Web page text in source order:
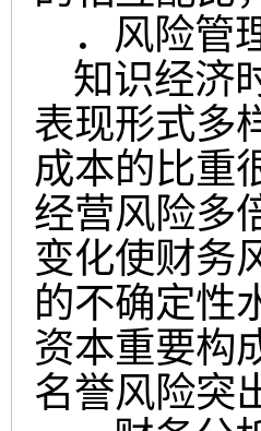
．风险管
知识经济
表现形式多
成本的比重
经营风险多
变化使财务
的不确定性
资本重要构
名誉风险突